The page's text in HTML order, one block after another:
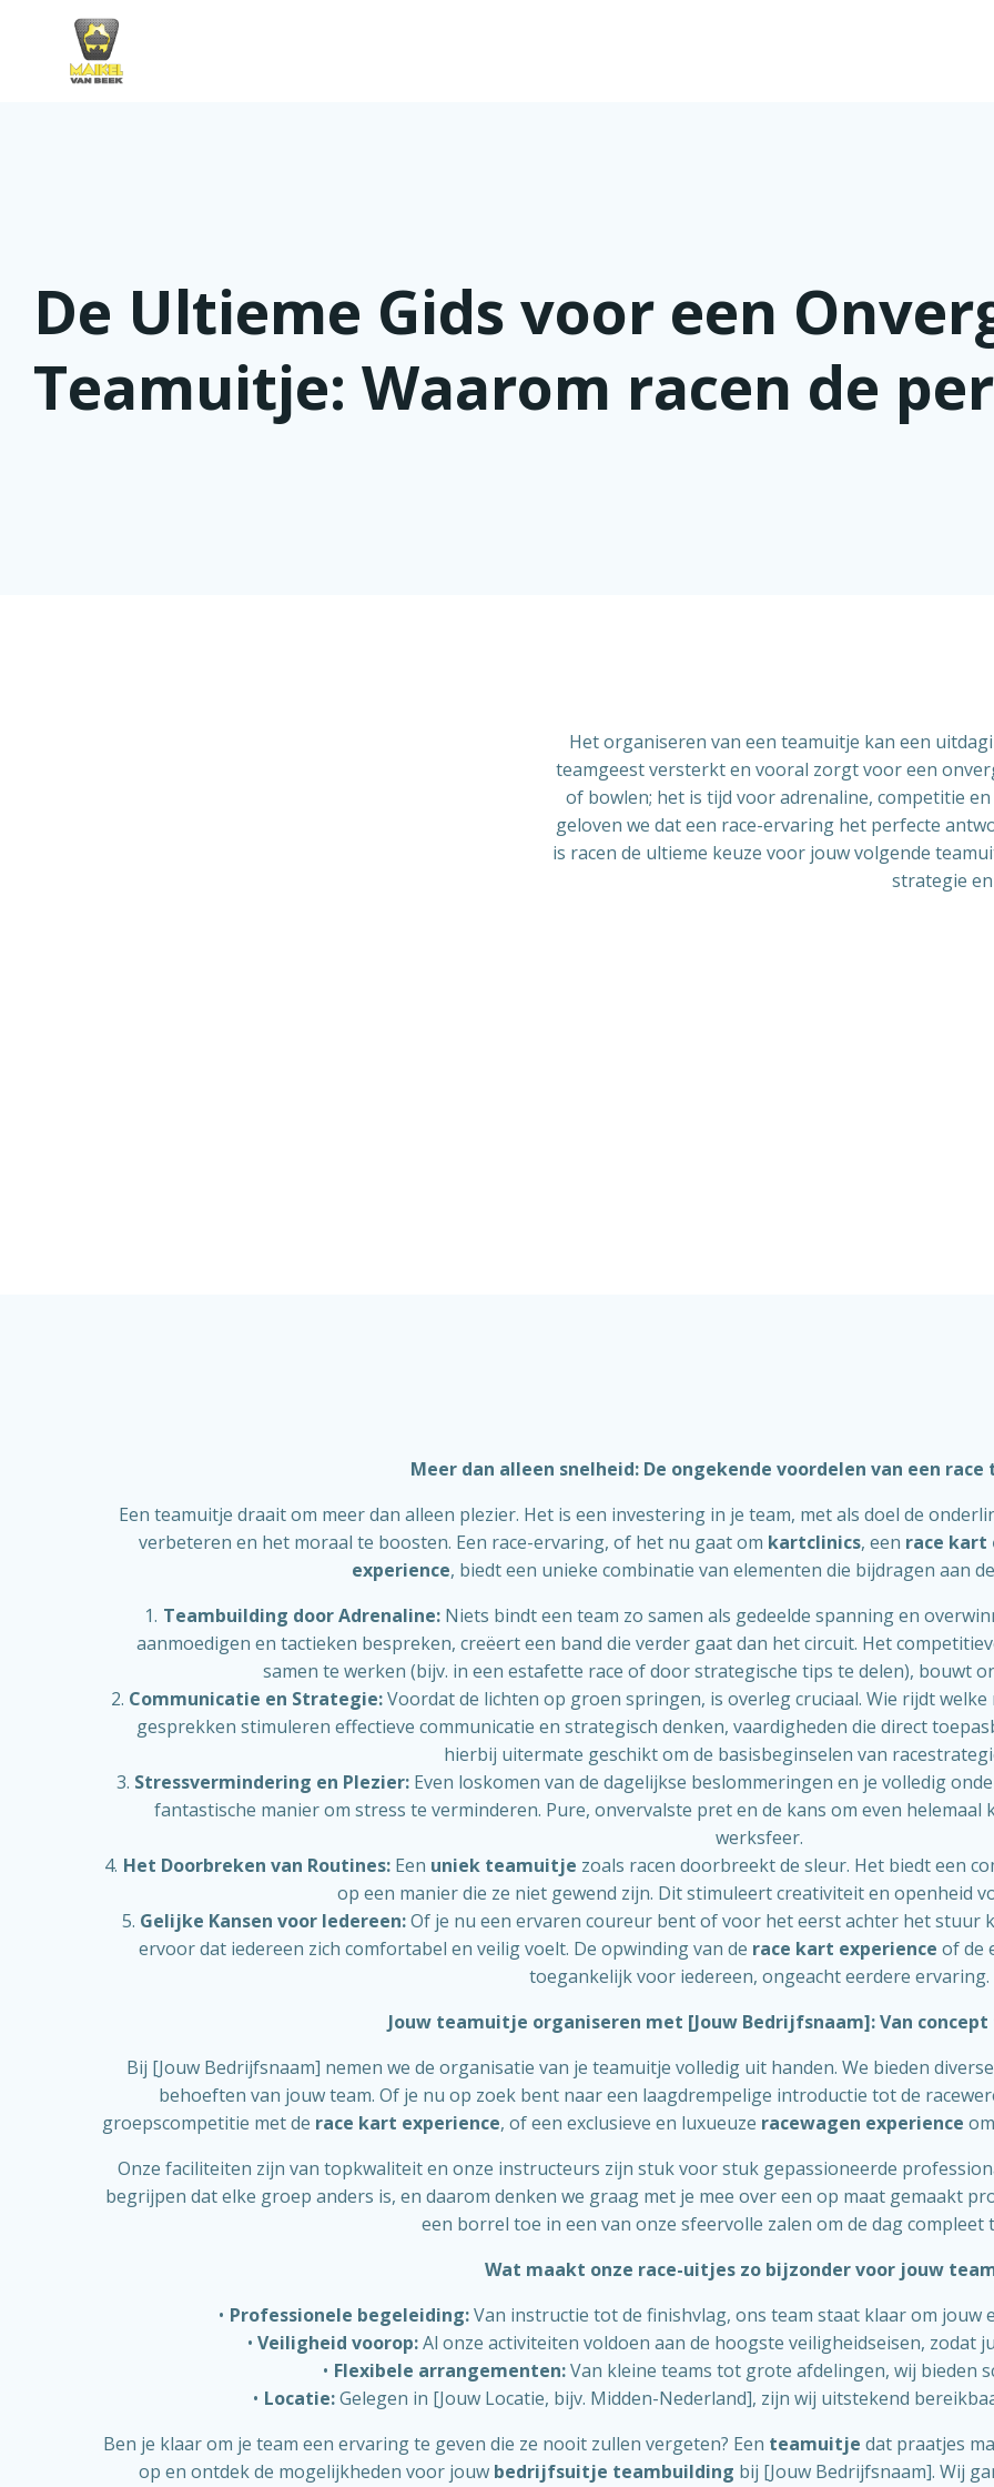
De Ultieme Gids voor een
Teamuitje: Waarom racen de
Het organiseren van een teamuitje kan een
teamgeest versterkt en vooral zorgt voor een
of bowlen; het is tijd voor adrenaline, competitie
geloven we dat een race-ervaring het perfecte
is racen de ultieme keuze voor jouw volgende
strategie en
Meer dan alleen snelheid: De ongekende voordelen van een
Een teamuitje draait om meer dan alleen plezier. Het is een investering in je team, met als doel de
verbeteren en het moraal te boosten. Een race-ervaring, of het nu gaat om kartclinics, een race kart
experience, biedt een unieke combinatie van elementen die bijdragen aan
Teambuilding door Adrenaline:Niets bindt een team zo samen als gedeelde spanning en
aanmoedigen en tactieken bespreken, creëert een band die verder gaat dan het circuit. Het
samen te werken (bijv. in een estafette race of door strategische tips te delen), bouwt
Communicatie en Strategie:Voordat de lichten op groen springen, is overleg cruciaal. Wie rijdt
gesprekken stimuleren effectieve communicatie en strategisch denken, vaardigheden die direct
hierbij uitermate geschikt om de basisbeginselen van
Stressvermindering en Plezier: Even loskomen van de dagelijkse beslommeringen en je volledig
fantastische manier om stress te verminderen. Pure, onvervalste pret en de kans om even
werksfeer.
Het Doorbreken van Routines:Een uniek teamuitje zoals racen doorbreekt de sleur. Het biedt een
op een manier die ze niet gewend zijn. Dit stimuleert creativiteit en openheid
Gelijke Kansen voor Iedereen:Of je nu een ervaren coureur bent of voor het eerst achter het
ervoor dat iedereen zich comfortabel en veilig voelt. De opwinding van de race kart experience of de
toegankelijk voor iedereen, ongeacht eerdere ervaring.
Jouw teamuitje organiseren met [Jouw Bedrijfsnaam]: Van
Bij [Jouw Bedrijfsnaam] nemen we de organisatie van je teamuitje volledig uit handen. We bieden
behoeften van jouw team. Of je nu op zoek bent naar een laagdrempelige introductie tot de
groepscompetitie met de race kart experience, of een exclusieve en luxueuze racewagen experience
Onze faciliteiten zijn van topkwaliteit en onze instructeurs zijn stuk voor stuk gepassioneerde
begrijpen dat elke groep anders is, en daarom denken we graag met je mee over een op maat gemaakt
een borrel toe in een van onze sfeervolle zalen om de dag compleet
Wat maakt onze race-uitjes zo bijzonder voor jouw
Professionele begeleiding:Van instructie tot de finishvlag, ons team staat klaar om jouw
Veiligheid voorop:Al onze activiteiten voldoen aan de hoogste veiligheidseisen, zodat
Flexibele arrangementen:Van kleine teams tot grote afdelingen, wij bieden
Locatie:Gelegen in [Jouw Locatie, bijv. Midden-Nederland], zijn wij uitstekend
Ben je klaar om je team een ervaring te geven die ze nooit zullen vergeten? Een teamuitje dat praatjes
op en ontdek de mogelijkheden voor jouw bedrijfsuitje teambuilding bij [Jouw Bedrijfsnaam]. Wij